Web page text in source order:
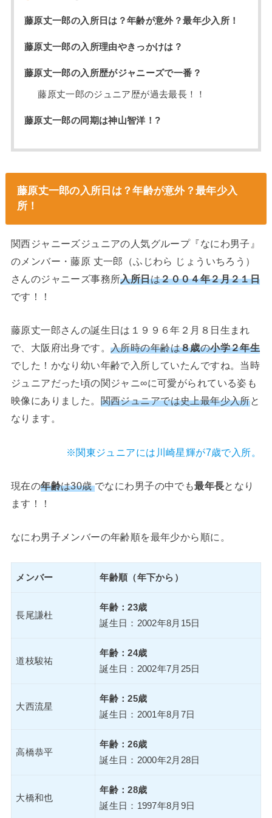
藤原丈一郎の入所日は？年齢が意外？最年少入所！
藤原丈一郎の入所理由やきっかけは？
藤原丈一郎の入所歴がジャニーズで一番？
藤原丈一郎のジュニア歴が過去最長！！
藤原丈一郎の同期は神山智洋！?
藤原丈一郎の入所日は？年齢が意外？最年少入
所！
関西ジャニーズジュニアの人気グループ『なにわ男子』
のメンバー・藤原 丈一郎（ふじわら じょういちろう）
さんのジャニーズ事務所入所日は２００４年２月２１日
です！！
藤原丈一郎さんの誕生日は１９９６年２月８日生まれ
で、大阪府出身です。入所時の年齢は８歳の小学２年生
でした！かなり幼い年齢で入所していたんですね。当時
ジュニアだった頃の関ジャニ∞に可愛がられている姿も
映像にありました。 関西ジュニアでは史上最年少入所と
なります。
※関東ジュニアには川崎星輝が7歳で入所。
現在の年齢は30歳でなにわ男子の中でも最年長となり
ます！！
なにわ男子メンバーの年齢順を最年少から順に。
メンバー 年齢順（年下から）
長尾謙杜
年齢：23歳
誕生日：2002年8月15日
道枝駿祐
年齢：24歳
誕生日：2002年7月25日
大西流星
年齢：25歳
誕生日：2001年8月7日
高橋恭平
年齢：26歳
誕生日：2000年2月28日
大橋和也
年齢：28歳
誕生日：1997年8月9日